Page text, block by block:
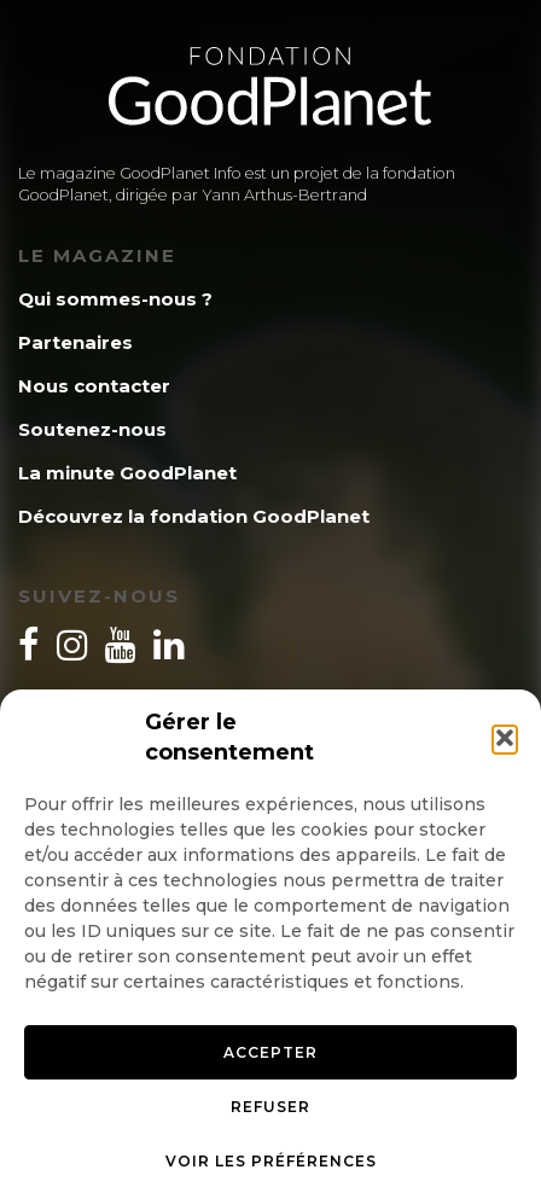
Gérer le
consentement
Pour offrir les meilleures expériences, nous utilisons
des technologies telles que les cookies pour stocker
et/ou accéder aux informations des appareils. Le fait de
consentir à ces technologies nous permettra de traiter
des données telles que le comportement de navigation
ou les ID uniques sur ce site. Le fait de ne pas consentir
ou de retirer son consentement peut avoir un effet
négatif sur certaines caractéristiques et fonctions.
ACCEPTER
REFUSER
VOIR LES PRÉFÉRENCES
Le magazine GoodPlanet Info est un projet de la fondation
GoodPlanet, dirigée par Yann Arthus-Bertrand
LE MAGAZINE
Qui sommes-nous ?
Partenaires
Nous contacter
Soutenez-nous
La minute GoodPlanet
Découvrez la fondation GoodPlanet
SUIVEZ-NOUS
INSCRIPTION NEWSLETTER
Quotidienne
Hebdo
OK
Politique de confidentialité